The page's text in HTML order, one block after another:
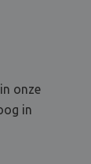
onze
in